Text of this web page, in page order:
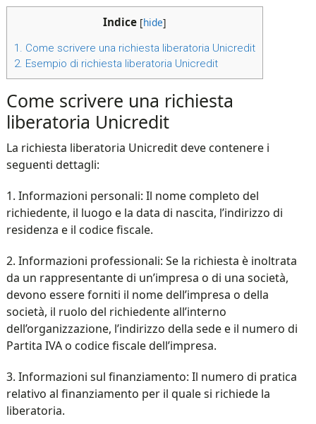
Indice [hide]
1. Come scrivere una richiesta liberatoria Unicredit
2. Esempio di richiesta liberatoria Unicredit
Come scrivere una richiesta
liberatoria Unicredit
La richiesta liberatoria Unicredit deve contenere i
seguenti dettagli:
1. Informazioni personali: Il nome completo del
richiedente, il luogo e la data di nascita, l’indirizzo di
residenza e il codice fiscale.
2. Informazioni professionali: Se la richiesta è inoltrata
da un rappresentante di un’impresa o di una società,
devono essere forniti il nome dell’impresa o della
società, il ruolo del richiedente all’interno
dell’organizzazione, l’indirizzo della sede e il numero di
Partita IVA o codice fiscale dell’impresa.
3. Informazioni sul finanziamento: Il numero di pratica
relativo al finanziamento per il quale si richiede la
liberatoria.